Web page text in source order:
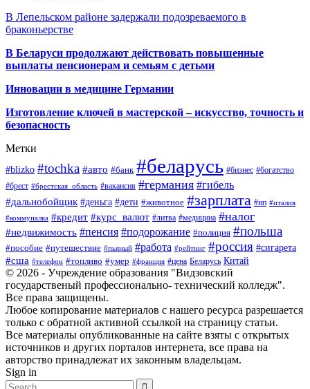
В Лепельском районе задержали подозреваемого в
браконьерстве
В Беларуси продолжают действовать повышенные
выплаты пенсионерам и семьям с детьми
Инновации в медицине Германии
Изготовление ключей в мастерской – искусство, точность и
безопасность
Метки
#blizko #tochka #авто #банк #беларусь #бизнес #богатство
#брест #брестская_область #вакансия #германия #гибель
#дальнобойщик #деньга #дети #животное #зарплата #ип #италия
#коммуналка #кредит #курс_валют #литва #медицина #налог
#недвижимость #пенсия #подорожание #полиция #польша
#пособие #путешествие #пьяный #работа #рейтинг #россия #сигарета
#сша #телефон #топливо #умер #франция #цена Беларусь Китай
© 2026 - Учреждение образования "Видзовский
государственый профессионально- технический колледж".
Все права защищены.
Любое копирование материалов с нашего ресурса разрешается
только с обратной активной ссылкой на страницу статьи.
Все материалы опубликованные на сайте взяты с открытых
источников и других порталов интернета, все права на
авторство принадлежат их законным владельцам.
Sign in